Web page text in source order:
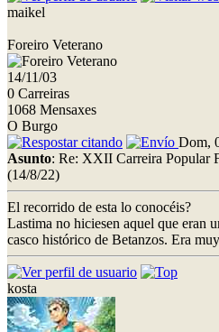
maikel
Foreiro Veterano
14/11/03
0 Carreiras
1068 Mensaxes
O Burgo
Dom,
Asunto: Re: XXII Carreira Popular
(14/8/22)
El recorrido de esta lo conocéis?
Lastima no hiciesen aquel que eran
casco histórico de Betanzos. Era
kosta